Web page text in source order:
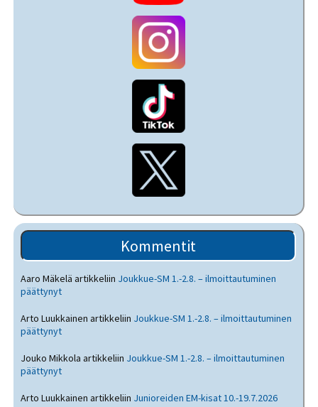
Kommentit
Aaro Mäkelä artikkeliin Joukkue-SM 1.-2.8. – ilmoittautuminen
päättynyt
Arto Luukkainen artikkeliin Joukkue-SM 1.-2.8. – ilmoittautuminen
päättynyt
Jouko Mikkola artikkeliin Joukkue-SM 1.-2.8. – ilmoittautuminen
päättynyt
Arto Luukkainen artikkeliin Junioreiden EM-kisat 10.-19.7.2026